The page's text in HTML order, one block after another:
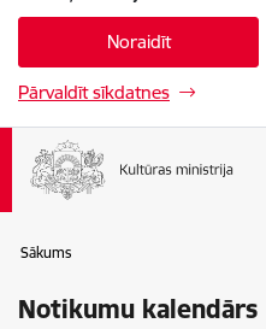
Noraidīt
Pārvaldīt sīkdatnes
Sākums
Notikumu kalendārs